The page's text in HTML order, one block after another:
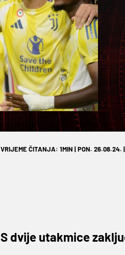
VRIJEME ČITANJA: 1MIN | PON. 26.08.24.
S dvije utakmice